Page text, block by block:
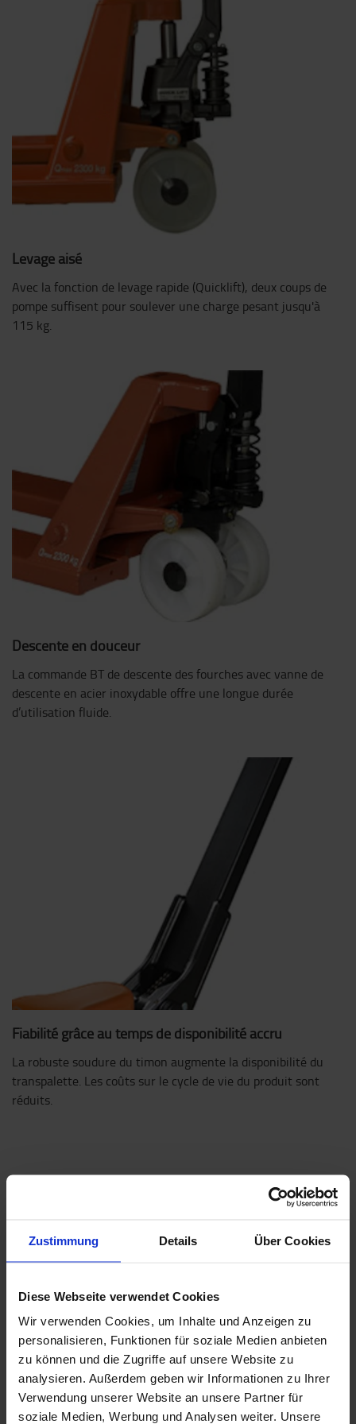
Zustimmung Details Über Cookies
Diese Webseite verwendet Cookies
Wir verwenden Cookies, um Inhalte und Anzeigen zu
personalisieren, Funktionen für soziale Medien anbieten
zu können und die Zugriffe auf unsere Website zu
analysieren. Außerdem geben wir Informationen zu Ihrer
Verwendung unserer Website an unsere Partner für
soziale Medien, Werbung und Analysen weiter. Unsere
Levage aisé
Avec la fonction de levage rapide (Quicklift), deux coups de
pompe suffisent pour soulever une charge pesant jusqu'à
115 kg.
Descente en douceur
La commande BT de descente des fourches avec vanne de
descente en acier inoxydable offre une longue durée
d’utilisation fluide.
Fiabilité grâce au temps de disponibilité accru
La robuste soudure du timon augmente la disponibilité du
transpalette. Les coûts sur le cycle de vie du produit sont
réduits.